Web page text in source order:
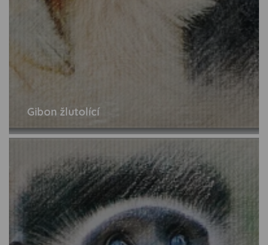
Gibon žlutolící